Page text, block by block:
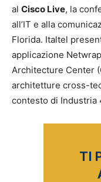
al Cisco Live, la
all’IT e alla
Florida. Italtel
applicazione
Architecture Center
architetture cross-
contesto di Industria
TI